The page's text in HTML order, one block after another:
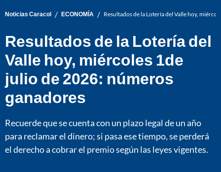
Noticias Caracol / ECONOMÍA / Resultados de la Lotería del Valle hoy,
Resultados de la Lotería del
Valle hoy, miércoles 1de
julio de 2026: números
ganadores
Recuerde que se cuenta con un plazo legal de un año
para reclamar el dinero; si pasa ese tiempo, se perderá
el derecho a cobrar el premio según las leyes vigentes.